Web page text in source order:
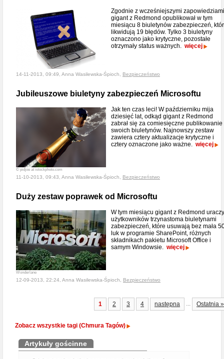
Zgodnie z wcześniejszymi zapowiedziami
gigant z Redmond opublikował w tym
miesiącu 8 biuletynów zabezpieczeń,
likwidują 19 błędów. Tylko 3 biuletyny
oznaczono jako krytyczne, pozostałe
otrzymały status ważnych. więcej
14-11-2013, 09:49, Anna Wasilewska-Śpioch, Bezpieczeństwo
Jubileuszowe biuletyny zabezpieczeń Microsoftu
© pidjoe at istockphoto.com
Jak ten czas leci! W październiku mija
dziesięć lat, odkąd gigant z Redmond
zabrał się za comiesięczne publikowanie
swoich biuletynów. Najnowszy zestaw
zawiera cztery aktualizacje krytyczne i
cztery oznaczone jako ważne. więcej
11-10-2013, 09:43, Anna Wasilewska-Śpioch, Bezpieczeństwo
Duży zestaw poprawek od Microsoftu
Wonderlane
W tym miesiącu gigant z Redmond
użytkowników trzynastoma biuletynami
zabezpieczeń, które usuwają bez mała
luk w programie SharePoint, różnych
składnikach pakietu Microsoft Office i
samym Windowsie. więcej
12-09-2013, 22:24, Anna Wasilewska-Śpioch, Bezpieczeństwo
1 2 3 4 następna ... Ostatnia »
Zobacz wszystkie tagi (Chmura Tagów)
Artykuły gościnne